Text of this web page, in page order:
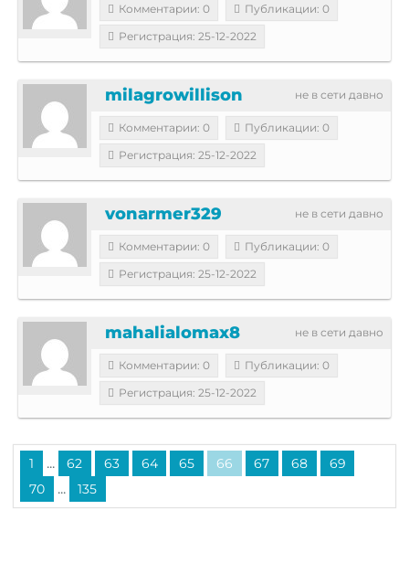
Комментарии: 0
Публикации: 0
Регистрация: 25-12-2022
не в сети давно
milagrowillison
Комментарии: 0
Публикации: 0
Регистрация: 25-12-2022
не в сети давно
vonarmer329
Комментарии: 0
Публикации: 0
Регистрация: 25-12-2022
не в сети давно
mahalialomax8
Комментарии: 0
Публикации: 0
Регистрация: 25-12-2022
1 ... 62 63 64 65 66 67 68
69
70
... 135